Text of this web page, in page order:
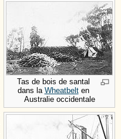
Tas de bois de santal
dans la Wheatbelten
Australie occidentale